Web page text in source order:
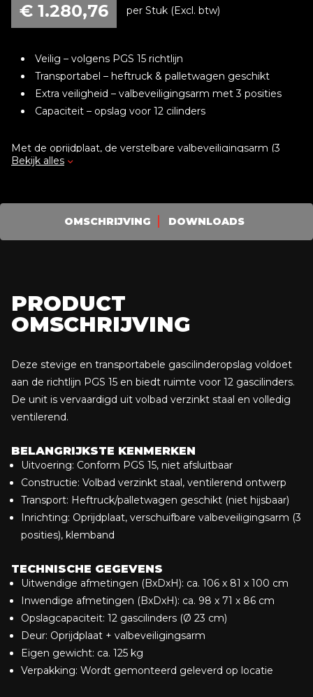
€ 1.280,76 per Stuk (Excl. btw)
Veilig – volgens PGS 15 richtlijn
Transportabel – heftruck & palletwagen geschikt
Extra veiligheid – valbeveiligingsarm met 3 posities
Capaciteit – opslag voor 12 cilinders
Met de oprijdplaat, de verstelbare valbeveiligingsarm (3
posities) en een robuuste klemband, is veilig werken
De opslag is makkelijk te verplaatsen met heftruck of
palletwagen (niet hijsbaar) en wordt volledig gemonteerd
Veilige opslag volgens PGS 15
Makkelijk transporteerbaar met heftruck/palletwagen
Direct inzetbaar – gemonteerd geleverd
Bekijk alles
OMSCHRIJVING DOWNLOADS
PRODUCT
OMSCHRIJVING
Deze stevige en transportabele gascilinderopslag voldoet
aan de richtlijn PGS 15 en biedt ruimte voor 12 gascilinders.
De unit is vervaardigd uit volbad verzinkt staal en volledig
ventilerend.
BELANGRIJKSTE KENMERKEN
Uitvoering: Conform PGS 15, niet afsluitbaar
Constructie: Volbad verzinkt staal, ventilerend ontwerp
Transport: Heftruck/palletwagen geschikt (niet hijsbaar)
Inrichting: Oprijdplaat, verschuifbare valbeveiligingsarm (3
posities), klemband
TECHNISCHE GEGEVENS
Uitwendige afmetingen (BxDxH): ca. 106 x 81 x 100 cm
Inwendige afmetingen (BxDxH): ca. 98 x 71 x 86 cm
Opslagcapaciteit: 12 gascilinders (Ø 23 cm)
Deur: Oprijdplaat + valbeveiligingsarm
Eigen gewicht: ca. 125 kg
Verpakking: Wordt gemonteerd geleverd op locatie